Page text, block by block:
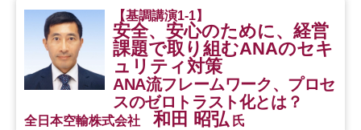
【基調講演1-1】
安全、安心のために、経営
課題で取り組むANAのセキ
ュリティ対策
ANA流フレームワーク、プロセ
スのゼロトラスト化とは？
全日本空輸株式会社 和田 昭弘 氏